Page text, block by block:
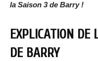
la Saison 3 de Barry !
EXPLICATION
DE BARRY